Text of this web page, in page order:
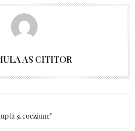
AS CITITOR
și coeziune"